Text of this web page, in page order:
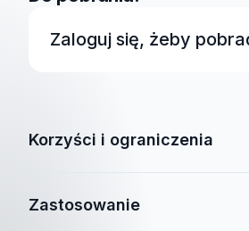
Zaloguj się, żeby
Korzyści i ograniczenia
Zastosowanie